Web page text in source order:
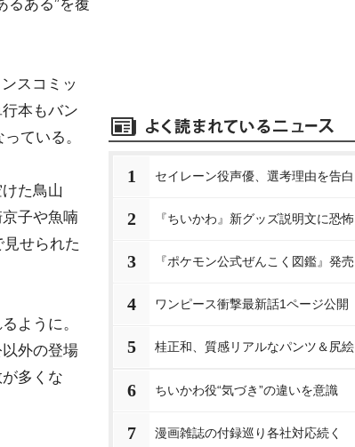
るある”を覆
スコミッ
本もバン
ている。
た鳥山
子や魚喃
せられた
ように。
外の登場
多くな
1 セイレーン役声優、選考理由を告白
2 『ちいかわ』新グッズ説明文に恐怖
3 『ポケモン公式ぜんこく図鑑』発売
4 ワンピース衝撃最新話1ページ公開
5 桂正和、質感リアルなパンツ＆尻絵
6 ちいかわ役“気づき”の違いを意識
7 漫画雑誌の付録巡り各社対応続く